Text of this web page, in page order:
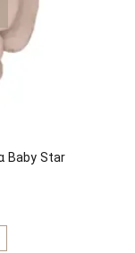
Baby Star